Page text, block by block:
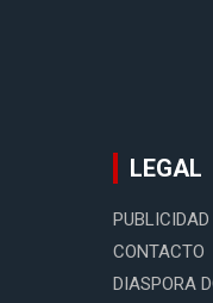
LEGAL
PUBLICIDAD
CONTACTO
DIASPORA